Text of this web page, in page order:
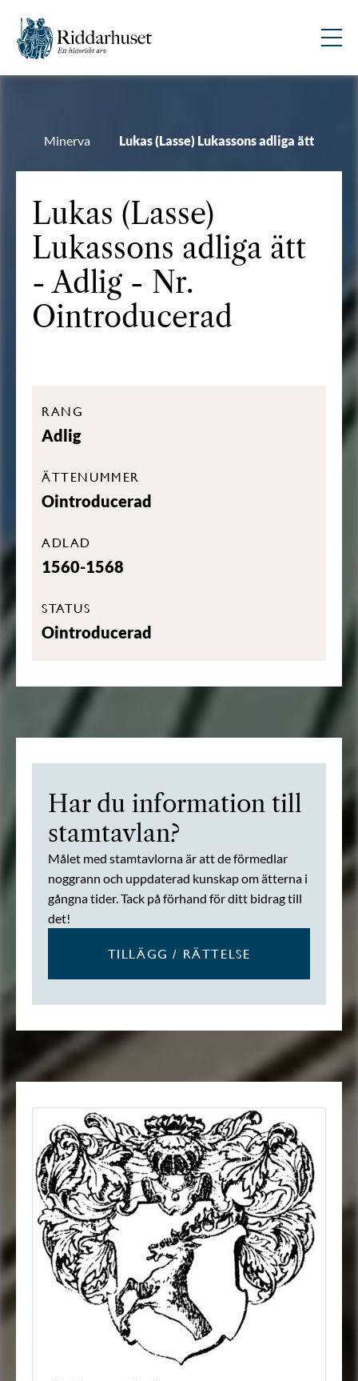
Minerva Lukas (Lasse) Lukassons adliga ätt
Lukas (Lasse)
Lukassons adliga ätt
- Adlig - Nr.
Ointroducerad
RANG
Adlig
ÄTTENUMMER
Ointroducerad
ADLAD
1560-1568
STATUS
Ointroducerad
Har du information till
stamtavlan?
Målet med stamtavlorna är att de förmedlar
noggrann och uppdaterad kunskap om ätterna i
gångna tider. Tack på förhand för ditt bidrag till
det!
TILLÄGG / RÄTTELSE